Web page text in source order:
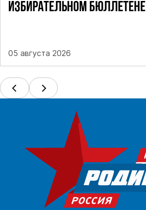
ИЗБИРАТЕЛЬНОМ БЮЛЛЕТЕНЕ
05 августа 2026